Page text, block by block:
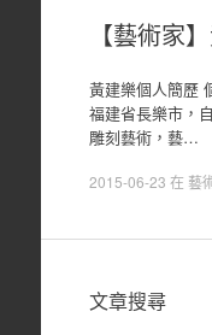
【藝術家
黃建樂個人簡歷
福建省長樂市，
雕刻藝術，藝…
2015-06-23 在 藝
文章搜尋